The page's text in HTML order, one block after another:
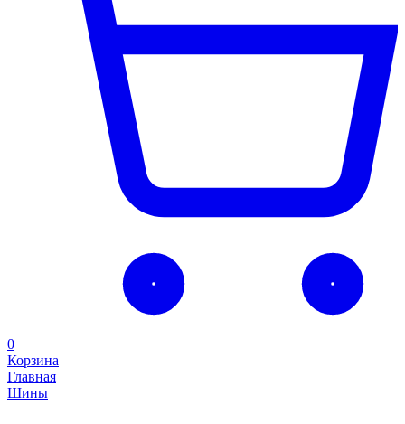
0
Корзина
Главная
Шины